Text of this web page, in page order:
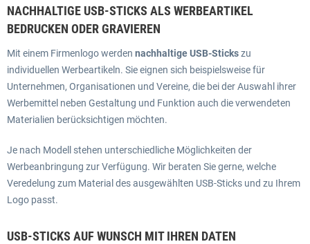
NACHHALTIGE USB-STICKS ALS WERBEARTIKEL
BEDRUCKEN ODER GRAVIEREN
Mit einem Firmenlogo werden nachhaltige USB-Stickszu
individuellen Werbeartikeln. Sie eignen sich beispielsweise für
Unternehmen, Organisationen und Vereine, die bei der Auswahl ihrer
Werbemittel neben Gestaltung und Funktion auch die verwendeten
Materialien berücksichtigen möchten.
Je nach Modell stehen unterschiedliche Möglichkeiten der
Werbeanbringung zur Verfügung. Wir beraten Sie gerne, welche
Veredelung zum Material des ausgewählten USB-Sticks und zu Ihrem
Logo passt.
USB-STICKS AUF WUNSCH MIT IHREN DATEN